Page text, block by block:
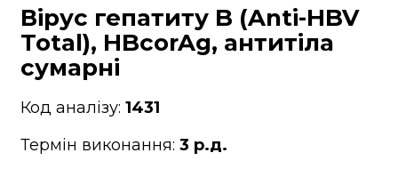
Вірус гепатиту B (Anti-HBV
Total), HBcorAg, антитіла
сумарні
Код аналізу:1431
Термін виконання:3 р.д.